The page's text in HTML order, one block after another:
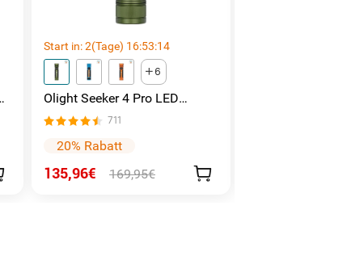
Start in:2(Tage) 16:53:13
6
Olight Seeker 4 Pro LED
Taschenlampe mit 4600
Lumen und 260 Meter
711
20% Rabatt
135,96€ 169,95€